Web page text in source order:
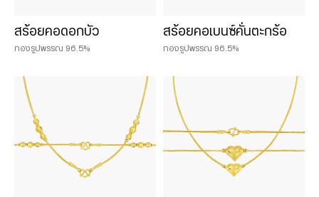
0.075 บาท
0.125 บาท
1 บาท
2 บาท
3 บาท
สร้อยคอดอกบัว
ทองรูปพรรณ 96.5%
สร้อยคอเบนซ์คั่นตะกร้อ
ทองรูปพรรณ 96.5%